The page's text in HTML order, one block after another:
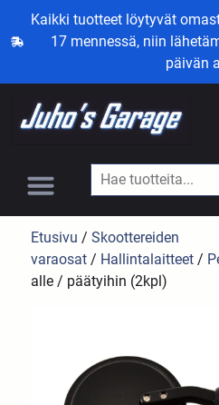
Kaikki tuotteet löytyvät
17 mennessä, niin
päivän
Etusivu /Skoottereiden
varaosat / Hallintalaitteet /
alle / päätyihin (2kpl)